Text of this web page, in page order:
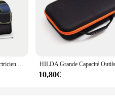
AIRAJ-Sac à outils d'électricien avec bande de coulée, Oxford Grill, résistant à l'usure, multi-poches, rangement étanche, neuf, 13 po
10,80€